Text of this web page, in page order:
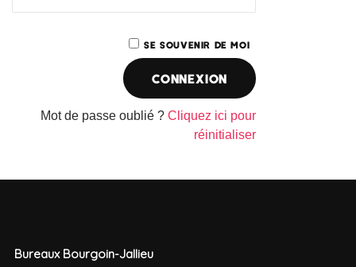
SE SOUVENIR DE MOI
Mot de passe oublié ?Cliquez ici pour
réinitialiser
Bureaux Bourgoin-Jallieu